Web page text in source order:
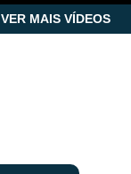
VER MAIS VÍDEOS